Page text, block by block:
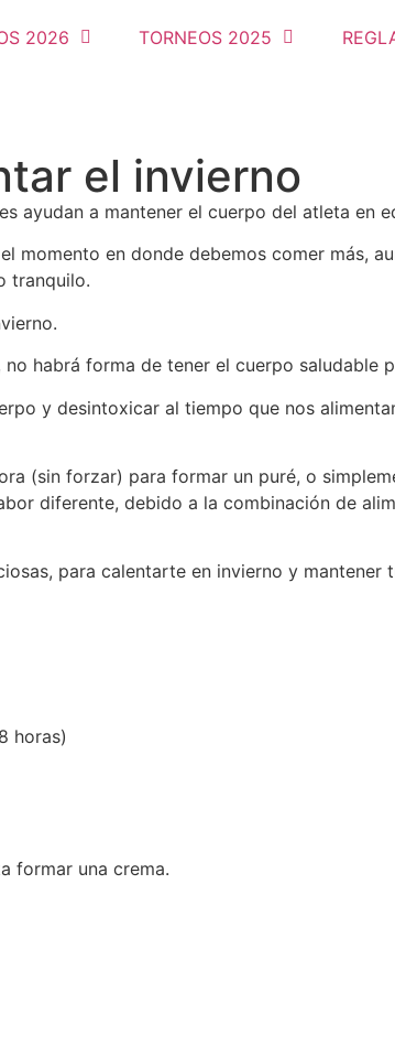
2026 TORNEOS 2025
el invierno
ayudan a mantener el cuerpo del atleta en
momento en donde debemos comer más,
tranquilo.
habrá forma de tener el cuerpo saludable
y desintoxicar al tiempo que nos
(sin forzar) para formar un puré, o
diferente, debido a la combinación de
para calentarte en invierno y mantener
horas)
formar una crema.